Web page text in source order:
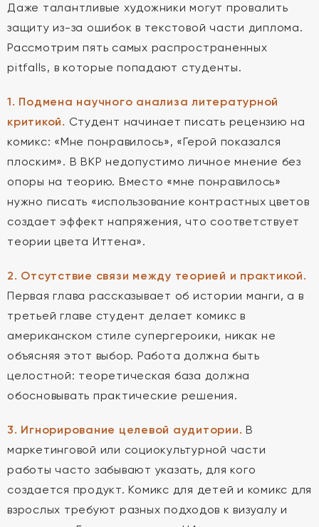
Даже талантливые художники могут провалить
защиту из-за ошибок в текстовой части диплома.
Рассмотрим пять самых распространенных
pitfalls, в которые попадают студенты.
1. Подмена научного анализа литературной
критикой. Студент начинает писать рецензию на
комикс: «Мне понравилось», «Герой показался
плоским». В ВКР недопустимо личное мнение без
опоры на теорию. Вместо «мне понравилось»
нужно писать «использование контрастных цветов
создает эффект напряжения, что соответствует
теории цвета Иттена».
2. Отсутствие связи между теорией и практикой.
Первая глава рассказывает об истории манги, а в
третьей главе студент делает комикс в
американском стиле супергероики, никак не
объясняя этот выбор. Работа должна быть
целостной: теоретическая база должна
обосновывать практические решения.
3. Игнорирование целевой аудитории. В
маркетинговой или социокультурной части
работы часто забывают указать, для кого
создается продукт. Комикс для детей и комикс для
взрослых требуют разных подходов к визуалу и